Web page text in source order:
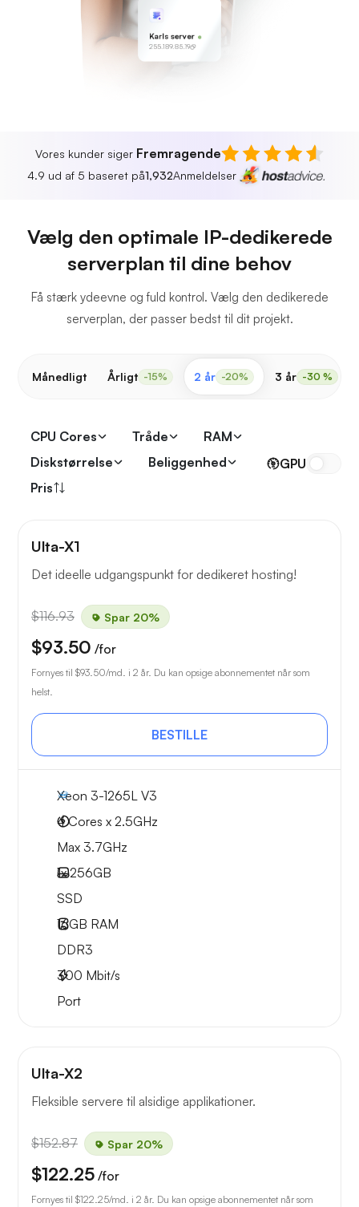
Karls server
255.189.85.19
Vores kunder siger Fremragende
4.9 ud af 5 baseret på1,932Anmeldelser
Vælg den optimale IP-dedikerede
serverplan til dine behov
Få stærk ydeevne og fuld kontrol. Vælg den dedikerede
serverplan, der passer bedst til dit projekt.
Månedligt Årligt -15% 2 år -20% 3 år -30 %
CPU Cores Tråde
RAM
Diskstørrelse
Beliggenhed
Pris
GPU
Ulta-X1
Det ideelle udgangspunkt for dedikeret hosting!
$116.93 Spar 20%
$93.50 /for
Fornyes til $93.50/md. i 2 år. Du kan opsige abonnementet når som
helst.
BESTILLE
Xeon 3-1265L V3
4 Cores x 2.5GHz
Max 3.7GHz
1x256GB
SSD
16GB RAM
DDR3
300 Mbit/s
Port
Ulta-X2
Fleksible servere til alsidige applikationer.
$152.87 Spar 20%
$122.25 /for
Fornyes til $122.25/md. i 2 år. Du kan opsige abonnementet når som